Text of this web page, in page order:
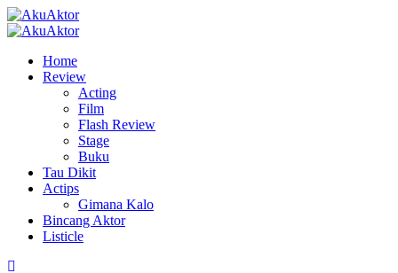
Skip
to
Primary
Home
Review
Acting
Film
Flash Review
Stage
Buku
Tau Dikit
Actips
Gimana Kalo
Bincang Aktor
Listicle